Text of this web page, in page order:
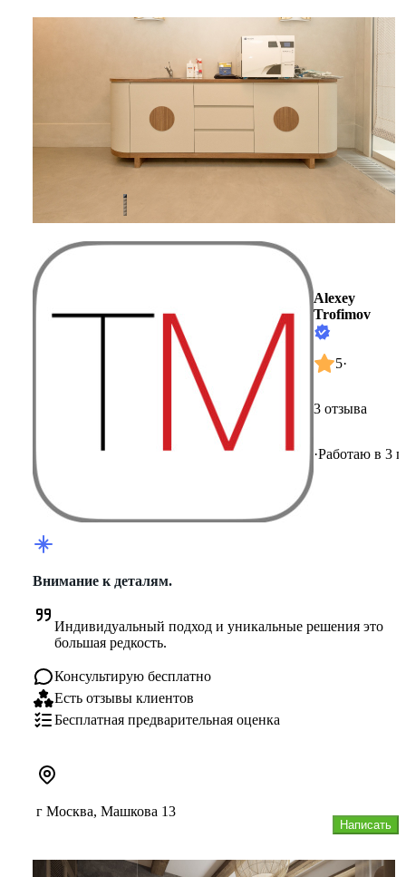
Alexey
Trofimov
5·
3 отзыва
·Работаю в 3
Внимание к деталям.
Индивидуальный подход и уникальные решения это
большая редкость.
Консультирую бесплатно
Есть отзывы клиентов
Бесплатная предварительная оценка
Написать
г Москва, Машкова 13